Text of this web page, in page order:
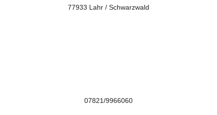
77933 Lahr / Schwarzwald
07821/9966060